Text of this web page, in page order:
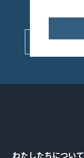
わたしたちについて